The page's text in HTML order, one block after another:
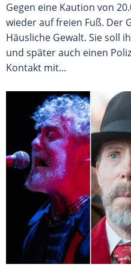
Gegen eine Kaution von
wieder auf freien Fuß. Der
Häusliche Gewalt. Sie soll
und später auch einen
Kontakt mit...